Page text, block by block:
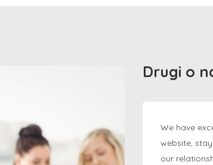
Drugi o
We have
website,
our